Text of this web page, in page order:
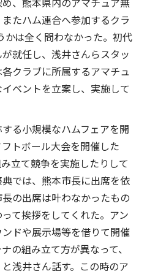
たハム連合へ参加するクラ
かは全く問わなかった。初代
就任し、浅井さんらスタッ
クラブに所属するアマチュ
ベントを立案し、実施して
る小規模なハムフェアを開
トボール大会を開催した
立て競争を実施したりして
では、熊本市長に出席を依
の出席は叶わなかったもの
て挨拶をしてくれた。アン
ドや展示場等を借りて開催
の組み立て方が異なって、
浅井さん話す。この時のア